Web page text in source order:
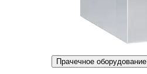
Прачечное оборудование